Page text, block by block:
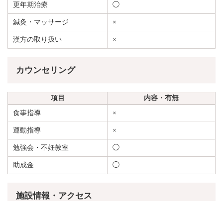
更年期治療 ◯
鍼灸・マッサージ ×
漢方の取り扱い ×
カウンセリング
項目
内容・有無
食事指導
×
運動指導 ×
勉強会・不妊教室 ◯
助成金 ◯
施設情報・アクセス